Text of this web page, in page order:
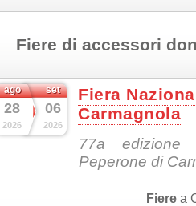
Fiere di accessori
ago
28
2026
set
06
2026
Fiera
Carmagnola
77a
Peperone di
Fiere a